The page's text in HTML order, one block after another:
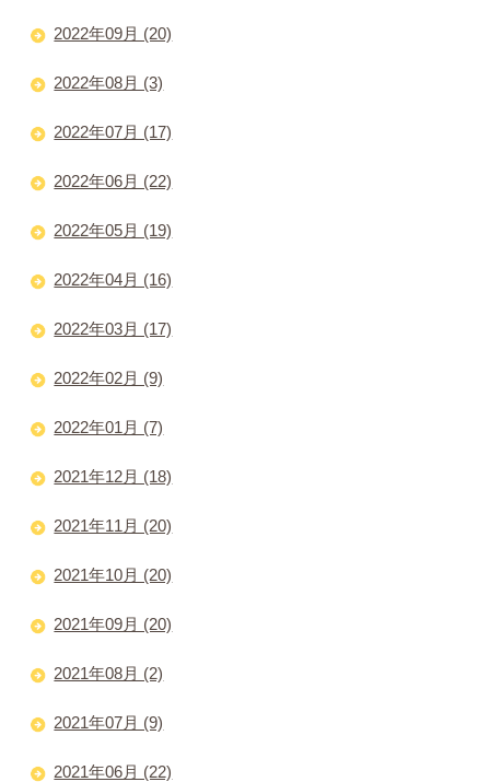
2022年09月 (20)
2022年08月 (3)
2022年07月 (17)
2022年06月 (22)
2022年05月 (19)
2022年04月 (16)
2022年03月 (17)
2022年02月 (9)
2022年01月 (7)
2021年12月 (18)
2021年11月 (20)
2021年10月 (20)
2021年09月 (20)
2021年08月 (2)
2021年07月 (9)
2021年06月 (22)